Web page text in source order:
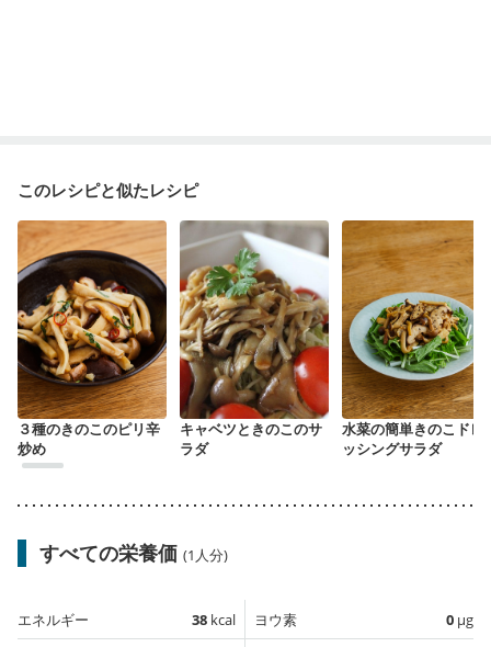
このレシピと似たレシピ
３種のきのこのピリ辛
炒め
キャベツときのこのサ
ラダ
水菜の簡単きのこドレ
ッシングサラダ
すべての栄養価 (1人分)
エネルギー 38 kcal
ヨウ素 0 µg